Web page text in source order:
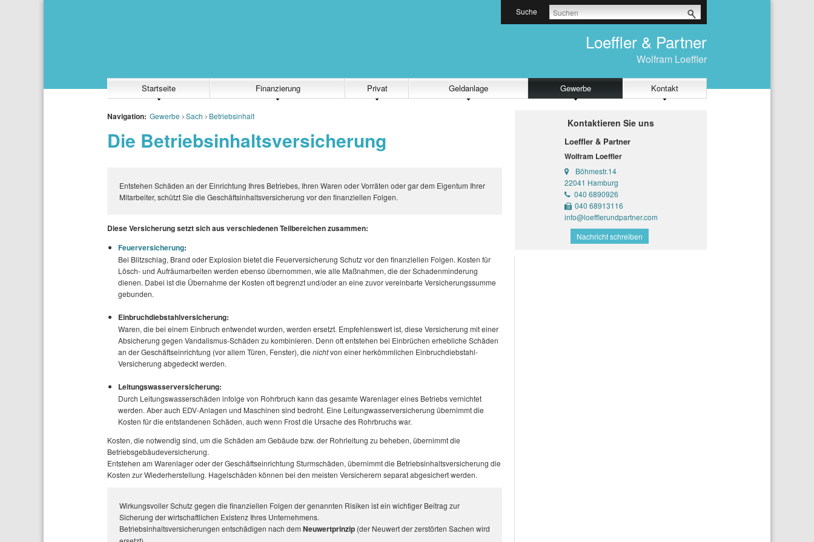
Suche
Loeffler & Partner
Wolfram Loeffler
Startseite Finanzierung Privat Geldanlage Gewerbe Kontakt
Navigation: Gewerbe Sach Betriebsinhalt
Die Betriebsinhaltsversicherung
Entstehen Schäden an der Einrichtung Ihres Betriebes, Ihren Waren oder Vorräten oder gar dem Eigentum Ihrer
Mitarbeiter, schützt Sie die Geschäftsinhaltsversicherung vor den finanziellen Folgen.
Diese Versicherung setzt sich aus verschiedenen Teilbereichen zusammen:
Feuerversicherung:
Bei Blitzschlag, Brand oder Explosion bietet die Feuerversicherung Schutz vor den finanziellen Folgen. Kosten für
Lösch- und Aufräumarbeiten werden ebenso übernommen, wie alle Maßnahmen, die der Schadenminderung
dienen. Dabei ist die Übernahme der Kosten oft begrenzt und/oder an eine zuvor vereinbarte Versicherungssumme
gebunden.
Einbruchdiebstahlversicherung:
Waren, die bei einem Einbruch entwendet wurden, werden ersetzt. Empfehlenswert ist, diese Versicherung mit einer
Absicherung gegen Vandalismus-Schäden zu kombinieren. Denn oft entstehen bei Einbrüchen erhebliche Schäden
an der Geschäftseinrichtung (vor allem Türen, Fenster), die nichtvon einer herkömmlichen Einbruchdiebstahl-
Versicherung abgedeckt werden.
Leitungswasserversicherung:
Durch Leitungswasserschäden infolge von Rohrbruch kann das gesamte Warenlager eines Betriebs vernichtet
werden. Aber auch EDV-Anlagen und Maschinen sind bedroht. Eine Leitungwasserversicherung übernimmt die
Kosten für die entstandenen Schäden, auch wenn Frost die Ursache des Rohrbruchs war.
Kosten, die notwendig sind, um die Schäden am Gebäude bzw. der Rohrleitung zu beheben, übernimmt die
Betriebsgebäudeversicherung.
Entstehen am Warenlager oder der Geschäftseinrichtung Sturmschäden, übernimmt die Betriebsinhaltsversicherung die
Kosten zur Wiederherstellung. Hagelschäden können bei den meisten Versicherern separat abgesichert werden.
Wirkungsvoller Schutz gegen die finanziellen Folgen der genannten Risiken ist ein wichtiger Beitrag zur
Sicherung der wirtschaftlichen Existenz Ihres Unternehmens.
Betriebsinhaltsversicherungen entschädigen nach dem Neuwertprinzip (der Neuwert der zerstörten Sachen wird
Kontaktieren Sie uns
Loeffler & Partner
Wolfram Loeffler
Böhmestr.14
22041 Hamburg
040 6890926
040 68913116
info@loefflerundpartner.com
Nachricht schreiben